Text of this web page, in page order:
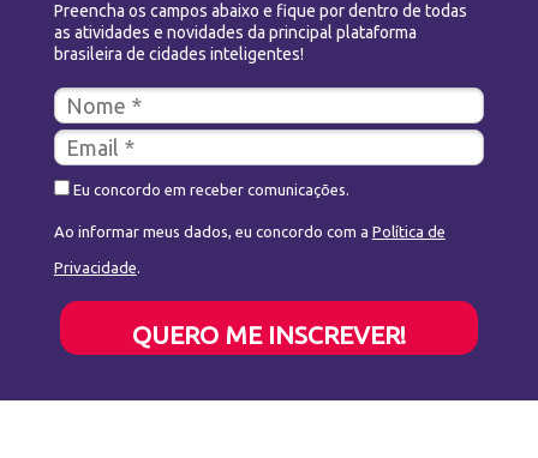
Preencha os campos abaixo e fique por dentro de todas
as atividades e novidades da principal plataforma
brasileira de cidades inteligentes!
Eu concordo em receber comunicações.
Ao informar meus dados, eu concordo com a Política de
Privacidade.
QUERO ME INSCREVER!